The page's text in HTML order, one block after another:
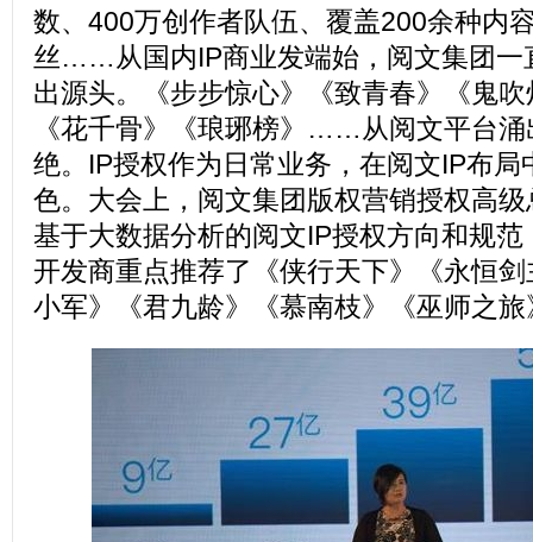
数、400万创作者队伍、覆盖200余种内
丝……从国内IP商业发端始，阅文集团一
出源头。《步步惊心》《致青春》《鬼
《花千骨》《琅琊榜》……从阅文平台涌
绝。IP授权作为日常业务，在阅文IP布局
色。大会上，阅文集团版权营销授权高
基于大数据分析的阅文IP授权方向和规
开发商重点推荐了《侠行天下》《永恒
小军》《君九龄》《慕南枝》《巫师之